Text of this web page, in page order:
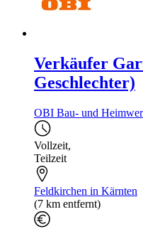
Verkäufer
Geschlechter)
OBI Bau- und
Vollzeit,
Teilzeit
Feldkirchen in Kärnten
(7 km entfernt)